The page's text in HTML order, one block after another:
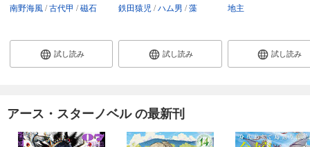
南野海風 古代甲 磁石
試し読み
鉄田猿児 ハム男 藻
試し読み
地主
試し読み
アース・スターノベル の最新刊